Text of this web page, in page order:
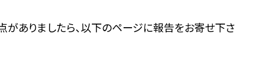
ありましたら、以下のページに報告をお寄せ下さ